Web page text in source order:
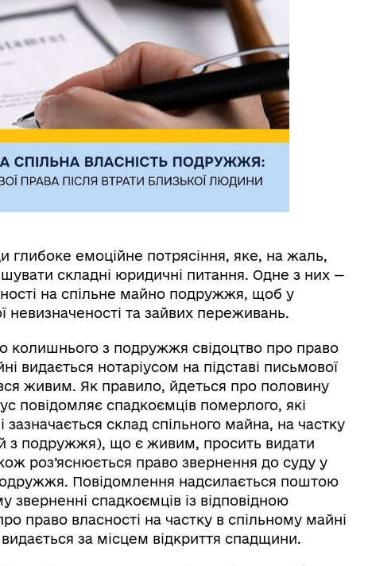
глибоке емоційне потрясіння, яке, на жаль,
складні юридичні питання. Одне з них —
на спільне майно подружжя, щоб у
та зайвих переживань.
колишнього з подружжя свідоцтво про право
видається нотаріусом на підставі письмової
живим. Як правило, йдеться про половину
повідомляє спадкоємців померлого, які
склад спільного майна, на частку
з подружжя), що є живим, просить видати
роз’яснюється право звернення до суду у
Повідомлення надсилається поштою
спадкоємців із відповідною
право власності на частку в спільному майні
за місцем відкриття спадщини.